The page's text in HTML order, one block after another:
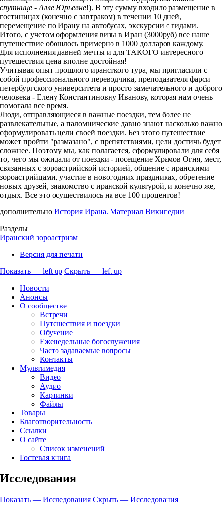
спутнице - Алле Юрьевне!). В эту сумму входило размещение в
гостиницах (конечно с завтраком) в течении 10 дней,
перемещение по Ирану на автобусах, экскурсии с гидами.
Итого, с учетом оформления визы в Иран (3000руб) все наше
путешествие обошлось примерно в 1000 долларов каждому.
Для исполнения давней мечты и для ТАКОГО интересного
путешествия цена вполне достойная!
Учитывая опыт прошлого ирансткого тура, мы пригласили с
собой профессионального переводчика, преподавателя фарси
петербургского университета и просто замечательного и доброго
человека - Елену Константиновну Иванову, которая нам очень
помогала все время.
Люди, отправляющиеся в важные поездки, тем более не
развлекательные, а паломнические давно знают насколько важно
сформулировать цели своей поездки. Без этого путешествие
может пройти "размазано", с препятствиями, цели достичь будет
сложнее. Поэтому мы, как полагается, сформулировали для себя
то, чего мы ожидали от поездки - посещение Храмов Огня, мест,
связанных с зороастрийской историей, общение с иранскими
зороастрийцами, участие в новогодних праздниках, обретение
новых друзей, знакомство с иранской культурой, и конечно же,
отдых. Все это осуществилось на все 100 процентов!
дополнительно История Ирана. Материал Википедии
Разделы
Иранский зороастризм
Версия для печати
up
Показать — left up Скрыть — left up
Новости
Анонсы
О сообществе
Встречи
Путешествия и поездки
Обучение
Еженедельные богослужения
Часто задаваемые вопросы
Контакты
Мультимедия
Видео
Аудио
Картинки
Файлы
Товары
Благотворительность
Ссылки
О сайте
Список изменений
Гостевая книга
Исследования
Показать — Исследования Скрыть — Исследования